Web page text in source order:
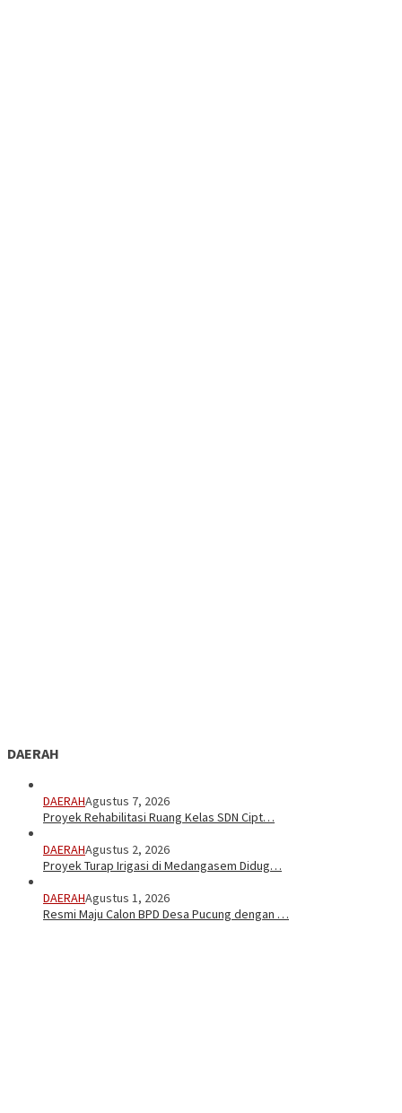
DAERAH
DAERAHAgustus 7, 2026
Proyek Rehabilitasi Ruang Kelas SDN Cipt…
DAERAHAgustus 2, 2026
Proyek Turap Irigasi di Medangasem Didug…
DAERAHAgustus 1, 2026
Resmi Maju Calon BPD Desa Pucung dengan …